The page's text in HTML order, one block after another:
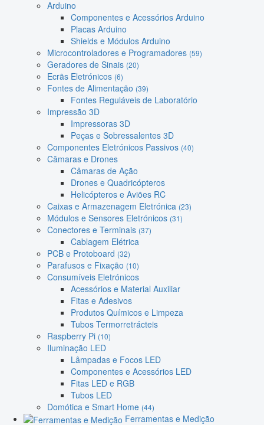
Arduino
Componentes e Acessórios Arduino
Placas Arduino
Shields e Módulos Arduino
Microcontroladores e Programadores (59)
Geradores de Sinais (20)
Ecrãs Eletrónicos (6)
Fontes de Alimentação (39)
Fontes Reguláveis de Laboratório
Impressão 3D
Impressoras 3D
Peças e Sobressalentes 3D
Componentes Eletrónicos Passivos (40)
Câmaras e Drones
Câmaras de Ação
Drones e Quadricópteros
Helicópteros e Aviões RC
Caixas e Armazenagem Eletrónica (23)
Módulos e Sensores Eletrónicos (31)
Conectores e Terminais (37)
Cablagem Elétrica
PCB e Protoboard (32)
Parafusos e Fixação (10)
Consumíveis Eletrónicos
Acessórios e Material Auxiliar
Fitas e Adesivos
Produtos Químicos e Limpeza
Tubos Termorretrácteis
Raspberry Pi (10)
Iluminação LED
Lâmpadas e Focos LED
Componentes e Acessórios LED
Fitas LED e RGB
Tubos LED
Domótica e Smart Home (44)
Ferramentas e Medição